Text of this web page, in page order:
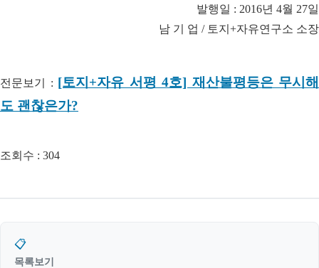
발행일 : 2016년 4월 27일
남 기 업 / 토지+자유연구소 소장
전문보기 : [토지+자유 서평 4호] 재산불평등은 무시해
도 괜찮은가?
조회수 : 304
📋
목록보기